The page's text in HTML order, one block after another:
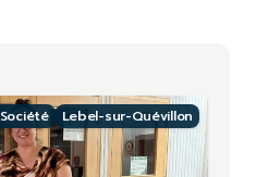
Société Lebel-sur-Quévillon